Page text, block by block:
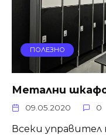
ПОЛЕЗНО
Метални
09.05.2020 0
Всеки управител